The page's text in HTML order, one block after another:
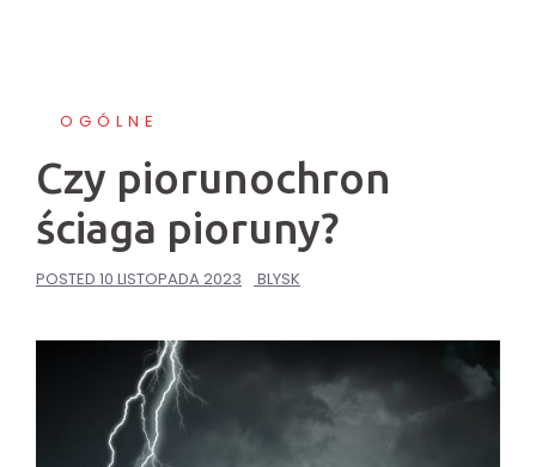
OGÓLNE
Czy piorunochron
ściaga pioruny?
POSTED 10 LISTOPADA 2023 BLYSK